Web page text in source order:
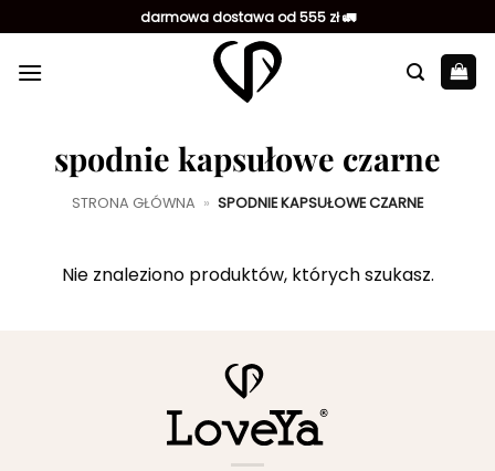
do
zawartości
darmowa dostawa od 555 zł 🚛
spodnie kapsułowe czarne
STRONA GŁÓWNA » SPODNIE KAPSUŁOWE CZARNE
Nie znaleziono produktów, których szukasz.